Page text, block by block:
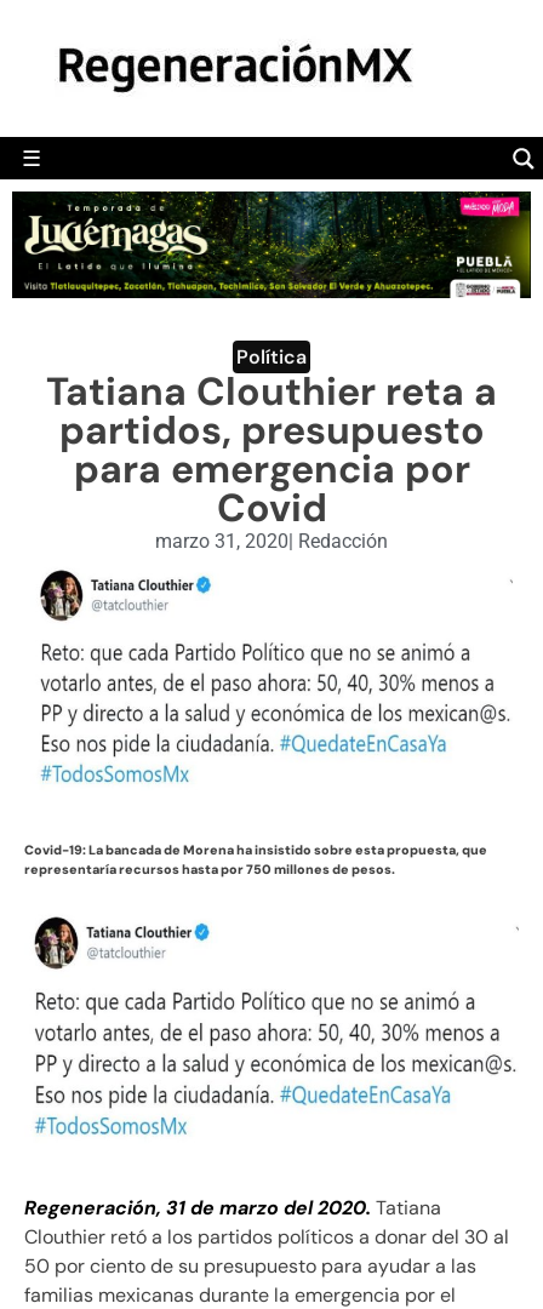
☰
POLÍTICA
CAMALEÓN
OPINIÓN
DEPORTES
ENGLISH SECTION
VIDEOS
Política
Tatiana Clouthier reta a
partidos, presupuesto
para emergencia por
Covid
marzo 31, 2020| Redacción
Covid-19: La bancada de Morena ha insistido sobre esta propuesta, que
representaría recursos hasta por 750 millones de pesos.
Regeneración, 31 de marzo del 2020. Tatiana
Clouthier retó a los partidos políticos a donar del 30 al
50 por ciento de su presupuesto para ayudar a las
familias mexicanas durante la emergencia por el